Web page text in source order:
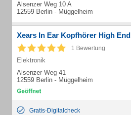
Alsenzer Weg 10 A
12559 Berlin - Müggelheim
Xears In Ear Kopfhörer High End
1 Bewertung
Elektronik
Alsenzer Weg 41
12559 Berlin - Müggelheim
Gratis-Digitalcheck